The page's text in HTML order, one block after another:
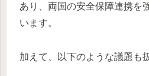
あり、両国の安全保障連携を
います。
加えて、以下のような議題も